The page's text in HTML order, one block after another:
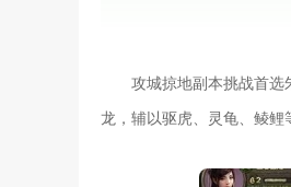
攻城掠地副本挑战首选
龙，辅以驱虎、灵龟、鲮鲤